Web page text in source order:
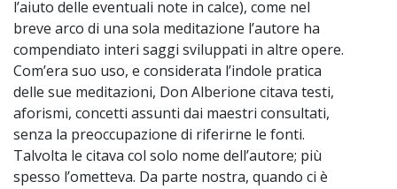
l’aiuto delle eventuali note in calce), come nel
breve arco di una sola meditazione l’autore ha
compendiato interi saggi sviluppati in altre opere.
Com’era suo uso, e considerata l’indole pratica
delle sue meditazioni, Don Alberione citava testi,
aforismi, concetti assunti dai maestri consultati,
senza la preoccupazione di riferirne le fonti.
Talvolta le citava col solo nome dell’autore; più
spesso l’ometteva. Da parte nostra, quando ci è